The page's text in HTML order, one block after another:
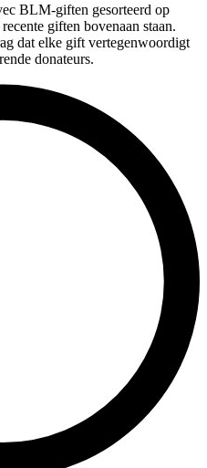
BLM-giften gesorteerd op
giften bovenaan staan.
dat elke gift vertegenwoordigt
donateurs.